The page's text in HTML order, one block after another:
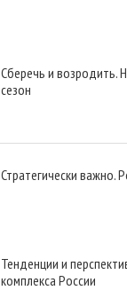
Сберечь и возродить.
сезон
Стратегически важно.
Тенденции и
комплекса России